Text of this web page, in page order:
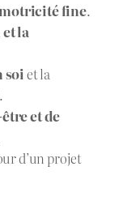
fine.
la
soiet la
.
et de
d’un projet